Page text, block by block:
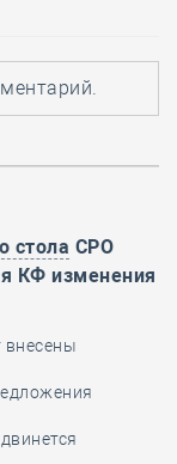
стола СРО
КФ изменения
внесены